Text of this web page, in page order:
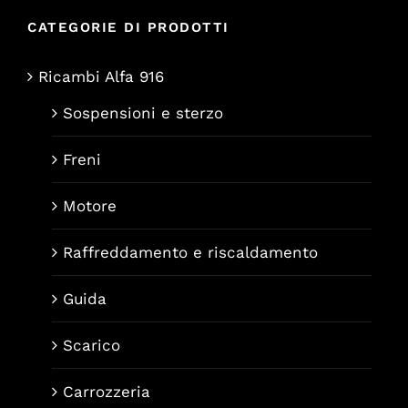
CATEGORIE DI PRODOTTI
Ricambi Alfa 916
Sospensioni e sterzo
Freni
Motore
Raffreddamento e riscaldamento
Guida
Scarico
Carrozzeria